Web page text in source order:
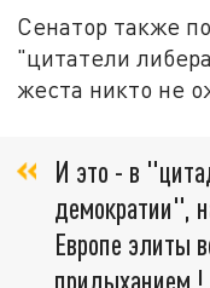
Сенатор также
"цитатели
жеста никто не
И это - в
демократии",
Европе элиты
придыханием !